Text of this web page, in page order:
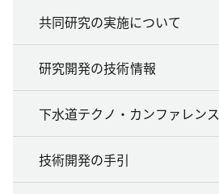
共同研究の実施について
研究開発の技術情報
下水道テクノ・カンファレンス
技術開発の手引